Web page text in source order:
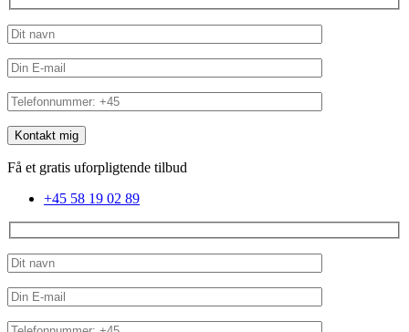
Få et gratis uforpligtende tilbud
+45 58 19 02 89